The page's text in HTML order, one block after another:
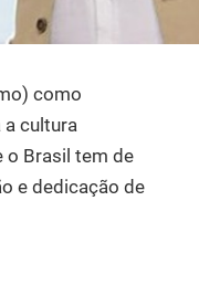
como
a cultura
o Brasil tem de
e dedicação de